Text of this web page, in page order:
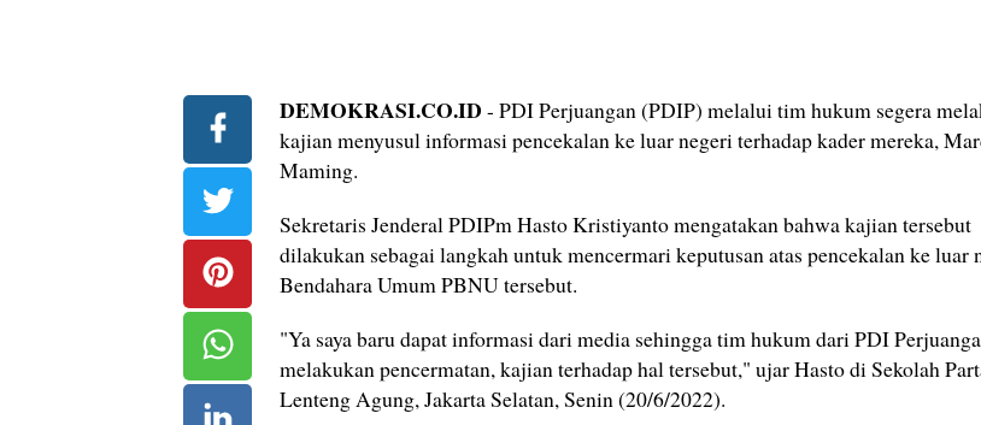
DEMOKRASI.CO.ID - PDI Perjuangan (PDIP) melalui tim hukum segera
kajian menyusul informasi pencekalan ke luar negeri terhadap kader mereka,
Maming.
Sekretaris Jenderal PDIPm Hasto Kristiyanto mengatakan bahwa kajian tersebut
dilakukan sebagai langkah untuk mencermari keputusan atas pencekalan ke luar
Bendahara Umum PBNU tersebut.
"Ya saya baru dapat informasi dari media sehingga tim hukum dari PDI
melakukan pencermatan, kajian terhadap hal tersebut," ujar Hasto di Sekolah
Lenteng Agung, Jakarta Selatan, Senin (20/6/2022).